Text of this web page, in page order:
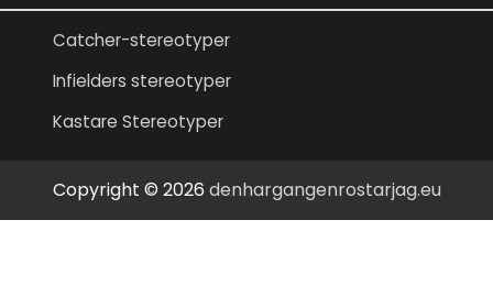
Catcher-stereotyper
Infielders stereotyper
Kastare Stereotyper
Copyright © 2026 denhargangenrostarjag.eu